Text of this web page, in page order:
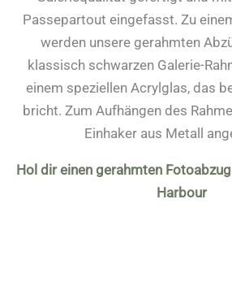
Passepartout eingefasst. Zu
werden unsere gerahmten
klassisch schwarzen Galerie-
einem speziellen Acrylglas, das
bricht. Zum Aufhängen des
Einhaker aus Metall
Hol dir einen gerahmten
Harbour